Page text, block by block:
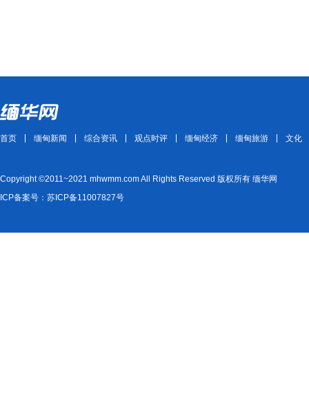
首页 缅甸新闻 综合资讯 观点时评 缅甸经济 缅甸旅游 文化
Copyright ©2011~2021 mhwmm.com All Rights Reserved 版权所有 缅华网
ICP备案号：苏ICP备11007827号